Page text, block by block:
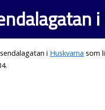
i Huskvarna som